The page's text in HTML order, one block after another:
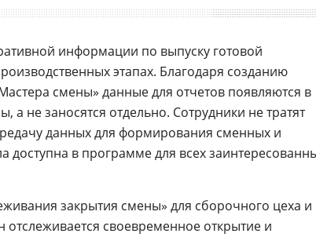
информации по выпуску готовой
этапах. Благодаря созданию
смены» данные для отчетов появляются в
не заносятся отдельно. Сотрудники не тратят
данных для формирования сменных и
доступна в программе для всех
закрытия смены» для сборочного цеха и
своевременное открытие и